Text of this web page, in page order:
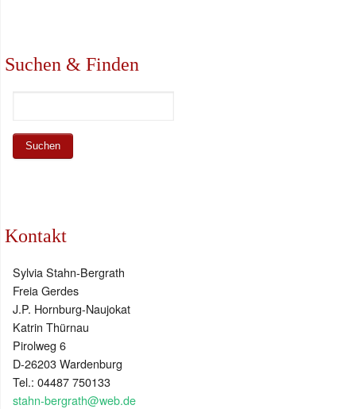
Suchen & Finden
Kontakt
Sylvia Stahn-Bergrath
Freia Gerdes
J.P. Hornburg-Naujokat
Katrin Thürnau
Pirolweg 6
D-26203 Wardenburg
Tel.: 04487 750133
stahn-bergrath@web.de